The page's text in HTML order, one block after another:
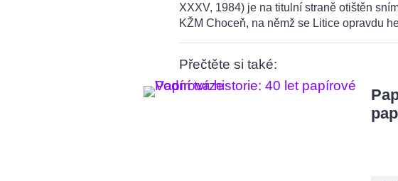
XXXV, 1984) je na titulní straně otištěn
KŽM Choceň, na němž se Litice opravdu
Přečtěte si také: